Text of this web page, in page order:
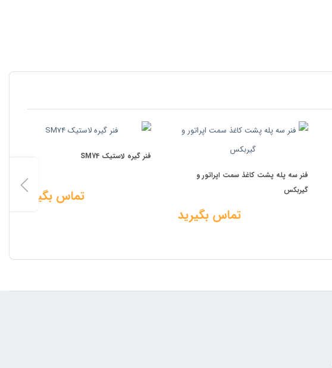
فنر سه پله پشت کاغذ سمت اپراتور و
گیربکس
تماس بگیرید
فنر گیره لاستیک SM74
تماس بگیرید